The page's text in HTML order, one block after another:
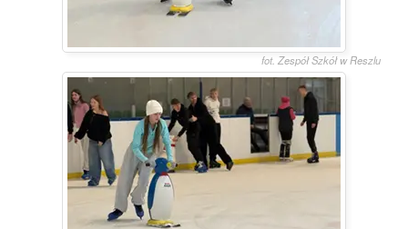
fot. Zespół Szkół w Reszlu